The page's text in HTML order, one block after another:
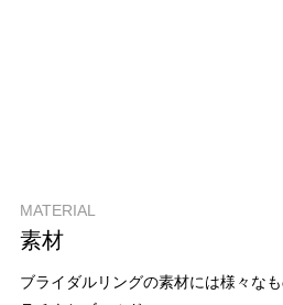
MATERIAL
素材
ブライダルリングの素材には様々な